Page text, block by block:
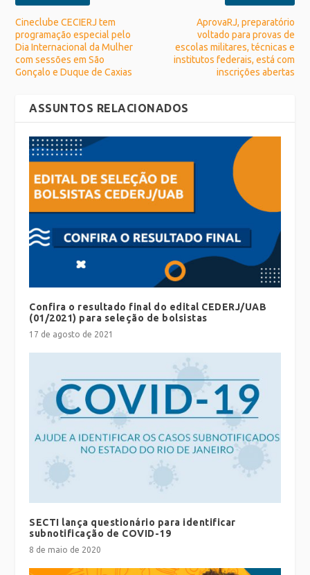
Cineclube CECIERJ tem
programação especial pelo
Dia Internacional da Mulher
com sessões em São
Gonçalo e Duque de Caxias
AprovaRJ, preparatório
voltado para provas de
escolas militares, técnicas e
institutos federais, está com
inscrições abertas
ASSUNTOS RELACIONADOS
Confira o resultado final do edital CEDERJ/UAB
(01/2021) para seleção de bolsistas
17 de agosto de 2021
SECTI lança questionário para identificar
subnotificação de COVID-19
8 de maio de 2020